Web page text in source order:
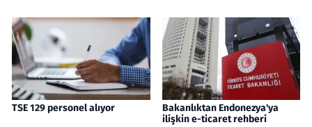
TSE 129 personel alıyor
Bakanlıktan Endonezya'ya
ilişkin e-ticaret rehberi